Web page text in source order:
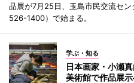
品展が7月25日、玉島市民交流セ
526-1400）で始まる。
学ぶ・知る
日本画家・小瀬
美術館で作品展